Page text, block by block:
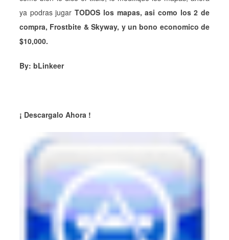
ya podras jugarTODOS los mapas, asi como los 2 de
compra, Frostbite & Skyway, y unbono economico de
$10,000.
By: bLinkeer
¡ Descargalo Ahora !